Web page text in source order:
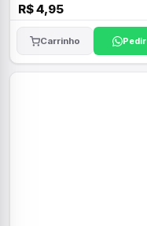
R$ 4,95
Carrinho Pedir